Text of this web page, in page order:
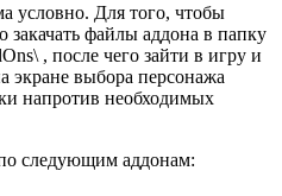
условно. Для того, чтобы
закачать файлы аддона в папку
, после чего зайти в игру и
экране выбора персонажа
напротив необходимых
следующим аддонам: